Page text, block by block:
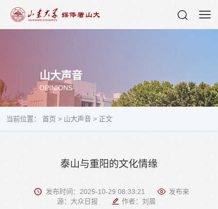
山大声音
OPINIONS
当前位置：首页 > 山大声音 > 正文
泰山与重阳的文化情缘
发布时间：2025-10-29 08:33:21
发布来
源：大众日报
作者：刘晨